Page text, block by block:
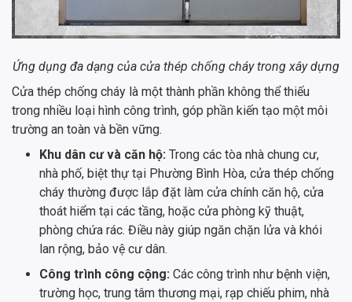
Ứng dụng đa dạng của cửa thép chống cháy trong xây dựng
Cửa thép chống cháy là một thành phần không thể thiếu
trong nhiều loại hình công trình, góp phần kiến tạo một môi
trường an toàn và bền vững.
Khu dân cư và căn hộ: Trong các tòa nhà chung cư,
nhà phố, biệt thự tại Phường Bình Hòa, cửa thép chống
cháy thường được lắp đặt làm cửa chính căn hộ, cửa
thoát hiểm tại các tầng, hoặc cửa phòng kỹ thuật,
phòng chứa rác. Điều này giúp ngăn chặn lửa và khói
lan rộng, bảo vệ cư dân.
Công trình công cộng: Các công trình như bệnh viện,
trường học, trung tâm thương mại, rạp chiếu phim, nhà